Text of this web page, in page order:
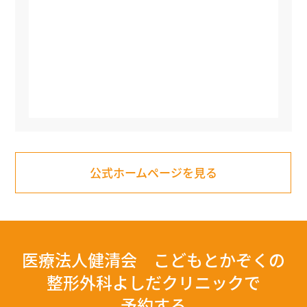
公式ホームページを見る
医療法人健清会 こどもとかぞくの
整形外科よしだクリニックで